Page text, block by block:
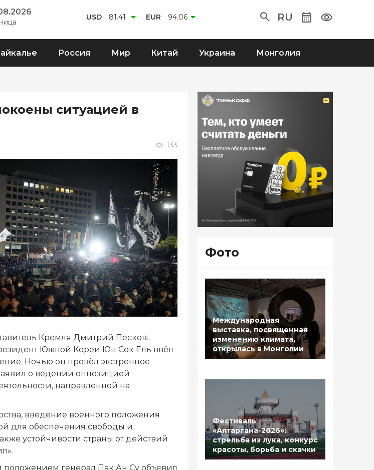
USD 81.41 EUR 94.06 RU
Россия Мир Китай Украина Монголия
ситуацией в
133
Кремля Дмитрий Песков.
Южной Кореи Юн Сок Ёль ввёл
Ночью он провёл экстренное
о ведении оппозицией
направленной на
введение военного положения
для обеспечения свободы и
устойчивости страны от действий
генерал Пак Ан Су объявил
Фото
Международная
выставка, посвященная
изменению климата,
открылась в Монголии
Фестиваль
«Алтаргана-2026»:
стрельба из лука, конкурс
красоты, борьба и скачки